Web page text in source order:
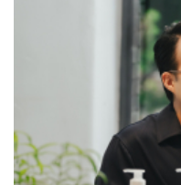
同總本金，模擬不同心態的
數據有比較基準，我加上一